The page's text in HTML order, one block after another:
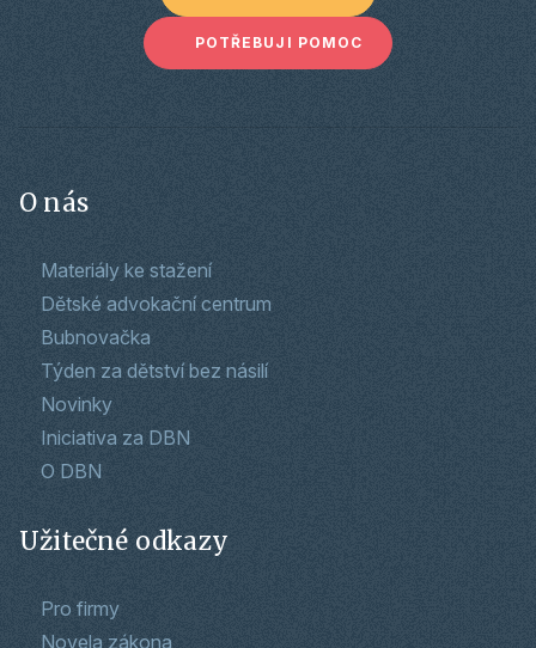
POTŘEBUJI POMOC
O nás
Materiály ke stažení
Dětské advokační centrum
Bubnovačka
Týden za dětství bez násilí
Novinky
Iniciativa za DBN
O DBN
Užitečné odkazy
Pro firmy
Novela zákona